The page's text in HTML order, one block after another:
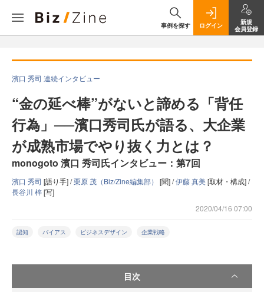
事例を探す ログイン
新規
会員登録
濱口 秀司 連続インタビュー
“金の延べ棒”がないと諦める「背任
行為」──濱口秀司氏が語る、大企業
が成熟市場でやり抜く力とは？
monogoto 濱口 秀司氏インタビュー：第7回
濱口 秀司 [語り手] /栗原 茂（Biz/Zine編集部） [聞] /伊藤 真美[取材・構成] /
長谷川 梓[写]
2020/04/16 07:00
認知 バイアス ビジネスデザイン 企業戦略
目次